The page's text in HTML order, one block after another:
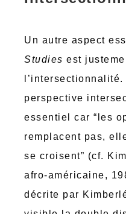
Un autre aspect
Studies est
perspective
essentiel car “les
remplacent pas,
se croisent” (cf.
afro-américaine,
décrite par